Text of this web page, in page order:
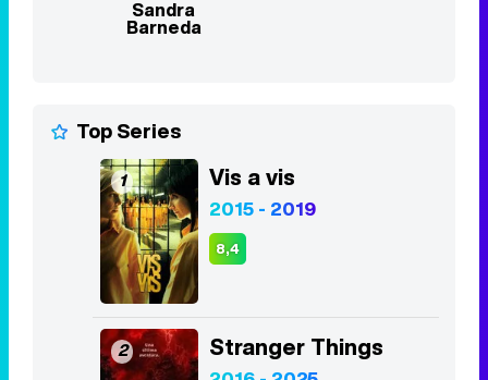
2 Stranger Things
2016 - 2025
8,3
3 Euphoria